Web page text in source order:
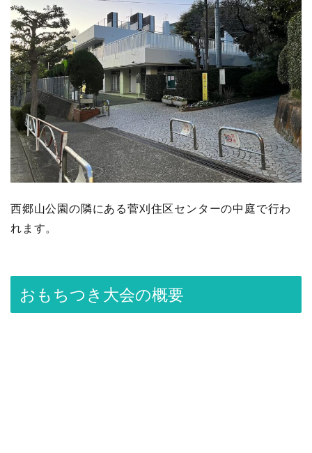
西郷山公園の隣にある菅刈住区センターの中庭で行わ
れます。
おもちつき大会の概要